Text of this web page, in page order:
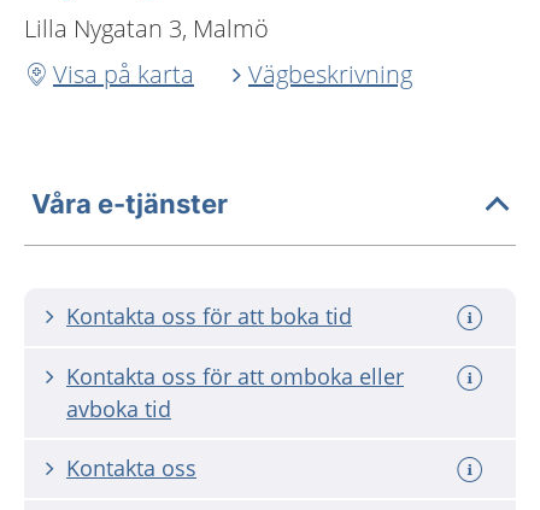
Lilla Nygatan 3, Malmö
Visa på karta
Vägbeskrivning
Våra e-tjänster
Kontakta oss för att boka tid
Kontakta oss för att omboka eller
avboka tid
Kontakta oss